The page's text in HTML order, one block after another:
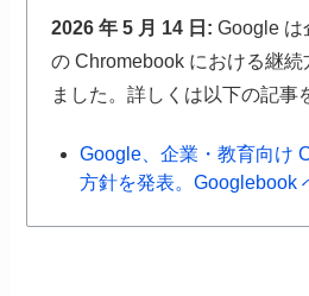
2026 年 5 月 14 日: Google は
の Chromebook における継
ました。詳しくは以下の記事
Google、企業・教育向け
方針を発表。Googlebook